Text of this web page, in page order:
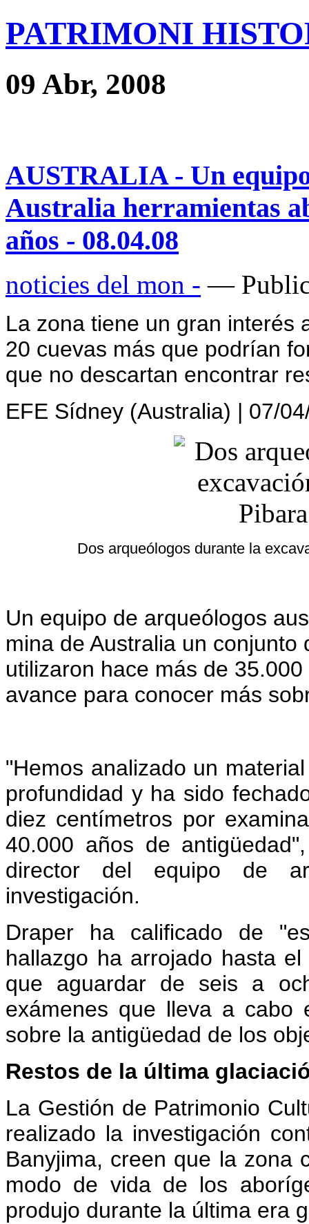
PATRIMONI
09 Abr, 2008
AUSTRALIA - Un
Australia herramientas
años - 08.04.08
noticies del mon - —
La zona tiene un gran interés
20 cuevas más que podrían
que no descartan encontrar
EFE Sídney (Australia) | 07/
Dos arqueólogos durante la
Un equipo de arqueólogos
mina de Australia un
utilizaron hace más de
avance para conocer más
"Hemos analizado un
profundidad y ha sido
diez centímetros por
40.000 años de
director del equipo de
investigación.
Draper ha calificado de
hallazgo ha arrojado hasta
que aguardar de seis a
exámenes que lleva a cabo
sobre la antigüedad de los
Restos de la última
La Gestión de Patrimonio
realizado la investigación
Banyjima, creen que la zona
modo de vida de los
produjo durante la última era